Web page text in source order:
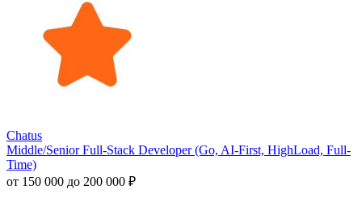
Chatus
Middle/Senior Full-Stack Developer (Go, AI-First, HighLoad, Full-
Time)
от 150 000 до 200 000 ₽